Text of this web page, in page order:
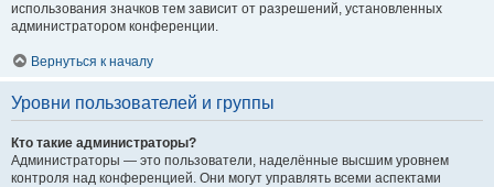
использования значков тем зависит от разрешений, установленных
администратором конференции.
Вернуться к началу
Уровни пользователей и группы
Кто такие администраторы?
Администраторы — это пользователи, наделённые высшим уровнем
контроля над конференцией. Они могут управлять всеми аспектами